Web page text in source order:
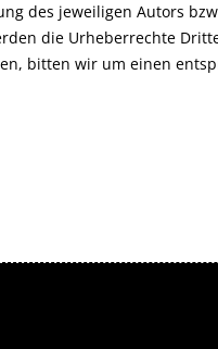
des jeweiligen Autors
die Urheberrechte
bitten wir um einen